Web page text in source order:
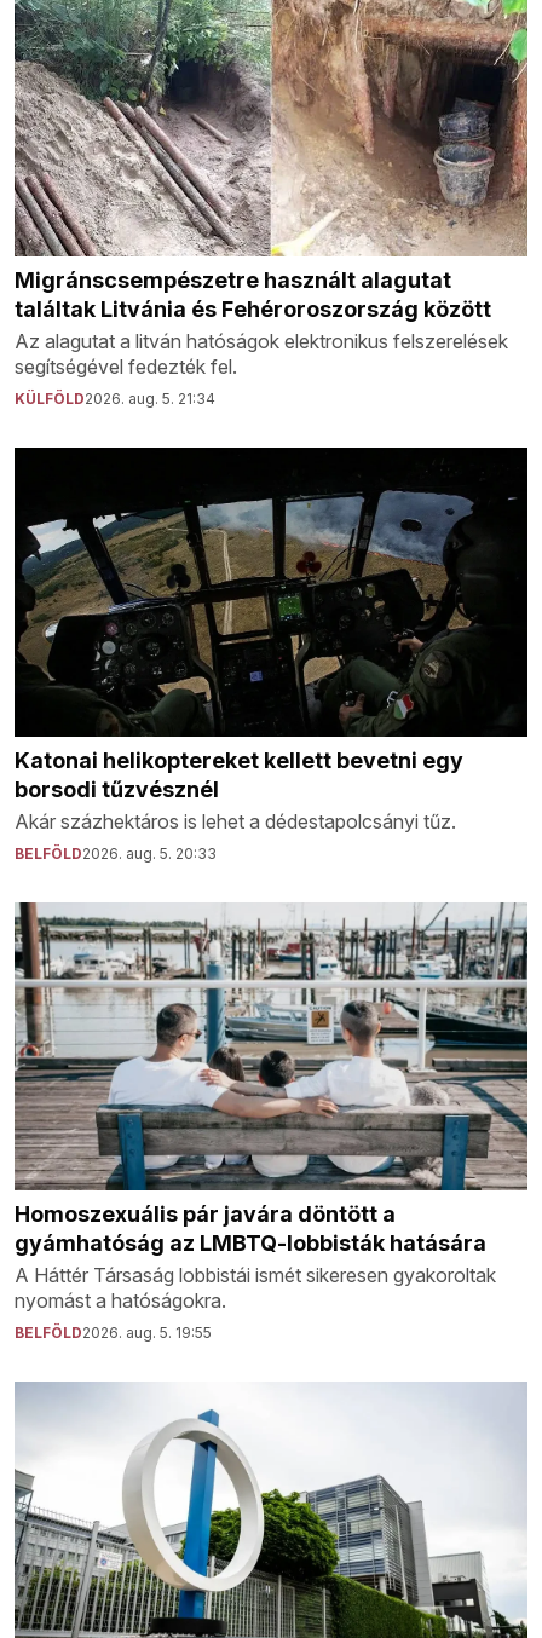
Migránscsempészetre használt alagutat
találtak Litvánia és Fehéroroszország között
Az alagutat a litván hatóságok elektronikus felszerelések
segítségével fedezték fel.
KÜLFÖLD2026. aug. 5. 21:34
Katonai helikoptereket kellett bevetni egy
borsodi tűzvésznél
Akár százhektáros is lehet a dédestapolcsányi tűz.
BELFÖLD2026. aug. 5. 20:33
Homoszexuális pár javára döntött a
gyámhatóság az LMBTQ-lobbisták hatására
A Háttér Társaság lobbistái ismét sikeresen gyakoroltak
nyomást a hatóságokra.
BELFÖLD2026. aug. 5. 19:55